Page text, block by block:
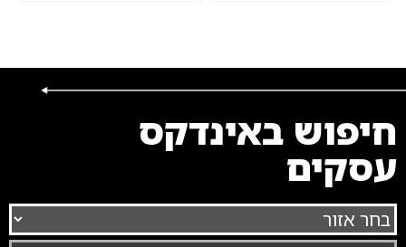
חיפוש באינדקס
עסקים